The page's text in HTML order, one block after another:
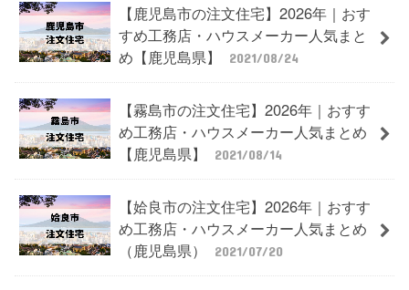
【鹿児島市の注文住宅】2026年｜おす
すめ工務店・ハウスメーカー人気まと
め【鹿児島県】
2021/08/24
【霧島市の注文住宅】2026年｜おすす
め工務店・ハウスメーカー人気まとめ
【鹿児島県】
2021/08/14
【姶良市の注文住宅】2026年｜おすす
め工務店・ハウスメーカー人気まとめ
（鹿児島県）
2021/07/20